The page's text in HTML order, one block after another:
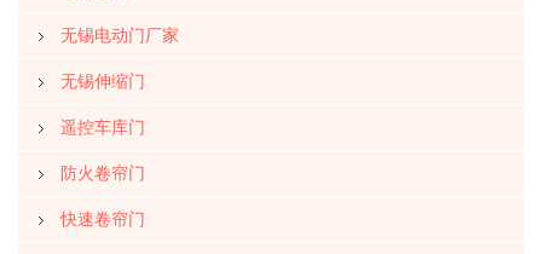
无锡电动门厂家
无锡伸缩门
遥控车库门
防火卷帘门
快速卷帘门